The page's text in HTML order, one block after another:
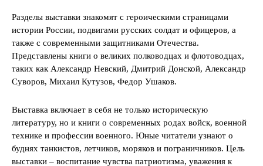
Разделы выставки знакомят с героическими страницами
истории России, подвигами русских солдат и офицеров, а
также с современными защитниками Отечества.
Представлены книги о великих полководцах и флотоводцах,
таких как Александр Невский, Дмитрий Донской, Александр
Суворов, Михаил Кутузов, Федор Ушаков.
Выставка включает в себя не только историческую
литературу, но и книги о современных родах войск, военной
технике и профессии военного. Юные читатели узнают о
буднях танкистов, летчиков, моряков и пограничников. Цель
выставки – воспитание чувства патриотизма, уважения к